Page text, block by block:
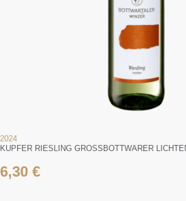
2024
KUPFER RIESLING GROSSBOTTWARER
6,30 €